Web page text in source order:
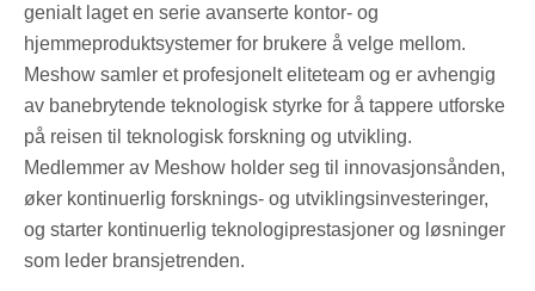
genialt laget en serie avanserte kontor- og
hjemmeproduktsystemer for brukere å velge mellom.
Meshow samler et profesjonelt eliteteam og er avhengig
av banebrytende teknologisk styrke for å tappere utforske
på reisen til teknologisk forskning og utvikling.
Medlemmer av Meshow holder seg til innovasjonsånden,
øker kontinuerlig forsknings- og utviklingsinvesteringer,
og starter kontinuerlig teknologiprestasjoner og løsninger
som leder bransjetrenden.